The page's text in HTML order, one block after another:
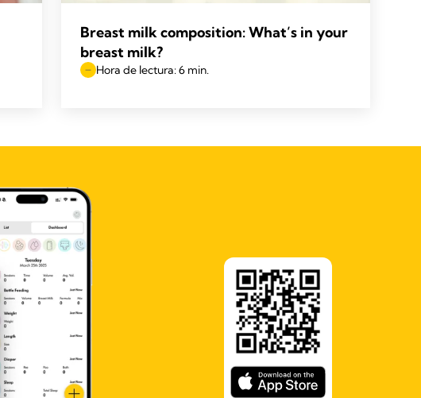
Breast milk composition: What’s in your
breast milk?
Hora de lectura: 6 min.